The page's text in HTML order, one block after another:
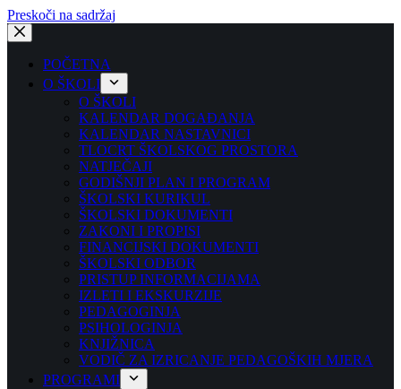
Preskoči na sadržaj
POČETNA
O ŠKOLI
O ŠKOLI
KALENDAR DOGAĐANJA
KALENDAR NASTAVNICI
TLOCRT ŠKOLSKOG PROSTORA
NATJEČAJI
GODIŠNJI PLAN I PROGRAM
ŠKOLSKI KURIKUL
ŠKOLSKI DOKUMENTI
ZAKONI I PROPISI
FINANCIJSKI DOKUMENTI
ŠKOLSKI ODBOR
PRISTUP INFORMACIJAMA
IZLETI I EKSKURZIJE
PEDAGOGINJA
PSIHOLOGINJA
KNJIŽNICA
VODIČ ZA IZRICANJE PEDAGOŠKIH MJERA
PROGRAMI